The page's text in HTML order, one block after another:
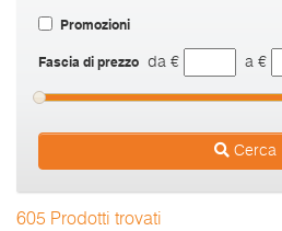
Promozioni
Fascia di prezzo da € a €
Cerca
605 Prodotti trovati